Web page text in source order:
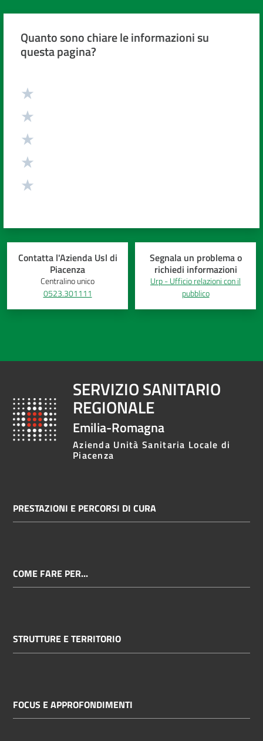
Quanto sono chiare le informazioni su
questa pagina?
Contatta l'Azienda Usl di
Piacenza
Centralino unico
0523.301111
Segnala un problema o
richiedi informazioni
Urp - Ufficio relazioni con il
pubblico
SERVIZIO SANITARIO
REGIONALE
Emilia-Romagna
Azienda Unità Sanitaria Locale di
Piacenza
PRESTAZIONI E PERCORSI DI CURA
COME FARE PER...
STRUTTURE E TERRITORIO
FOCUS E APPROFONDIMENTI